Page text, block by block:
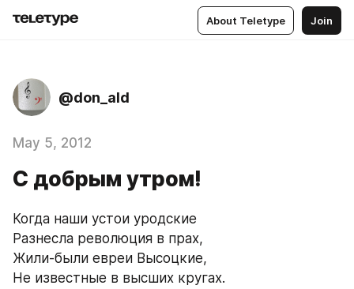
About Teletype Join
@don_ald
May 5, 2012
С добрым утром!
Когда наши устои уродские
Разнесла революция в прах,
Жили-были евреи Высоцкие,
Не известные в высших кругах.